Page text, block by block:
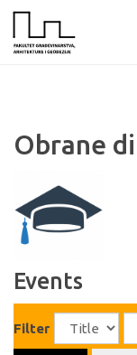
Obrane
Events
Filter